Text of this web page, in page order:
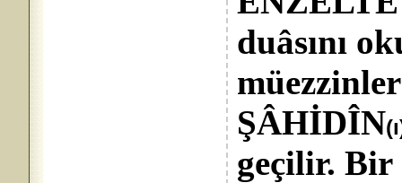
duâsını
ŞÂHİDÎN
geçilir. Bir